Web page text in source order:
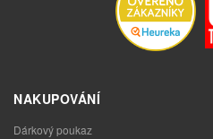
NAKUPOVÁNÍ
Dárkový poukaz